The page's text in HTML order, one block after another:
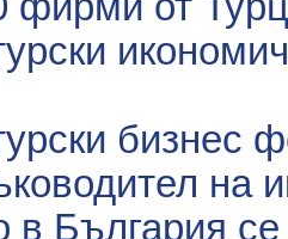
бизнес
на
в България